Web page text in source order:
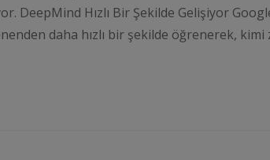
DeepMind Hızlı Bir Şekilde Gelişiyor
daha hızlı bir şekilde öğrenerek,